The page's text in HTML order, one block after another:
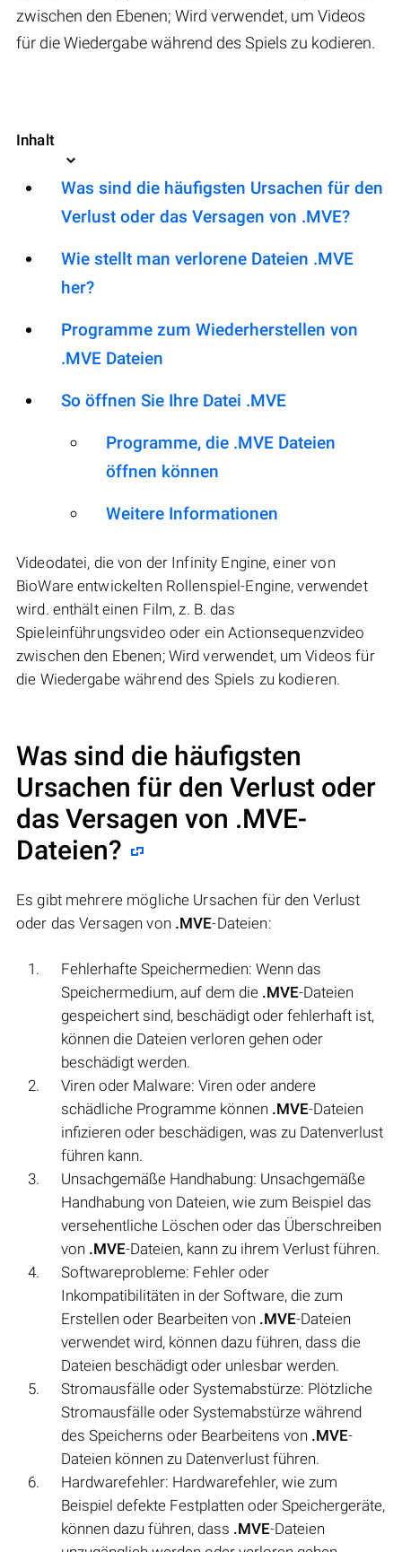
zwischen den Ebenen; Wird verwendet, um Videos
für die Wiedergabe während des Spiels zu kodieren.
Inhalt
Was sind die häufigsten Ursachen für den
Verlust oder das Versagen von .MVE?
Wie stellt man verlorene Dateien .MVE
her?
Programme zum Wiederherstellen von
.MVE Dateien
So öffnen Sie Ihre Datei .MVE
Programme, die .MVE Dateien
öffnen können
Weitere Informationen
Videodatei, die von der Infinity Engine, einer von
BioWare entwickelten Rollenspiel-Engine, verwendet
wird. enthält einen Film, z. B. das
Spieleinführungsvideo oder ein Actionsequenzvideo
zwischen den Ebenen; Wird verwendet, um Videos für
die Wiedergabe während des Spiels zu kodieren.
Was sind die häufigsten
Ursachen für den Verlust oder
das Versagen von .MVE-
Dateien?
Es gibt mehrere mögliche Ursachen für den Verlust
oder das Versagen von .MVE-Dateien:
Fehlerhafte Speichermedien: Wenn das
Speichermedium, auf dem die .MVE-Dateien
gespeichert sind, beschädigt oder fehlerhaft ist,
können die Dateien verloren gehen oder
beschädigt werden.
Viren oder Malware: Viren oder andere
schädliche Programme können .MVE-Dateien
infizieren oder beschädigen, was zu Datenverlust
führen kann.
Unsachgemäße Handhabung: Unsachgemäße
Handhabung von Dateien, wie zum Beispiel das
versehentliche Löschen oder das Überschreiben
von .MVE-Dateien, kann zu ihrem Verlust führen.
Softwareprobleme: Fehler oder
Inkompatibilitäten in der Software, die zum
Erstellen oder Bearbeiten von .MVE-Dateien
verwendet wird, können dazu führen, dass die
Dateien beschädigt oder unlesbar werden.
Stromausfälle oder Systemabstürze: Plötzliche
Stromausfälle oder Systemabstürze während
des Speicherns oder Bearbeitens von .MVE-
Dateien können zu Datenverlust führen.
Hardwarefehler: Hardwarefehler, wie zum
Beispiel defekte Festplatten oder Speichergeräte,
können dazu führen, dass .MVE-Dateien